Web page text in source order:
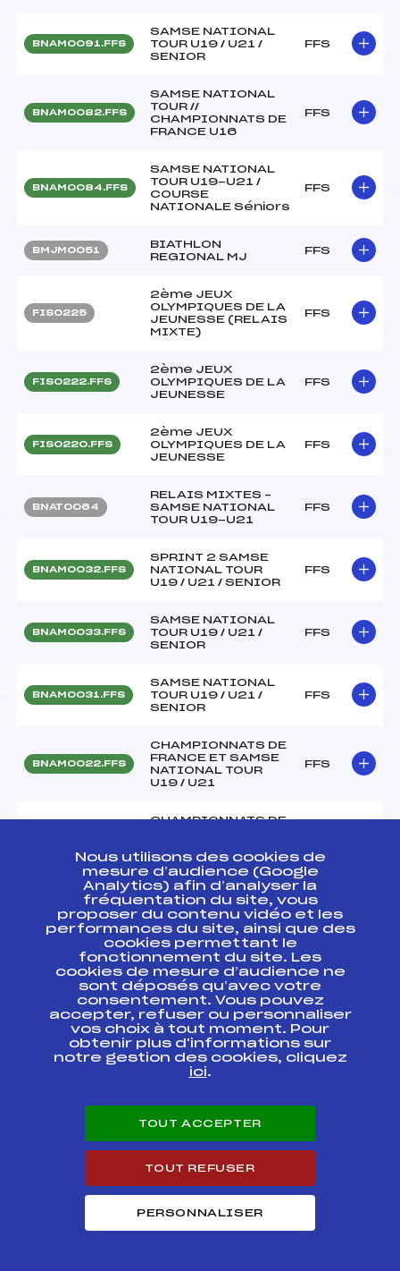
BNAM0091.FFS
SAMSE NATIONAL
TOUR U19 / U21 /
SENIOR
FFS
BNAM0082.FFS
SAMSE NATIONAL
TOUR //
CHAMPIONNATS DE
FRANCE U16
FFS
BNAM0084.FFS
SAMSE NATIONAL
TOUR U19-U21 /
COURSE
NATIONALE Séniors
FFS
BMJM0051
BIATHLON
REGIONAL MJ
FFS
FIS0225
2ème JEUX
OLYMPIQUES DE LA
JEUNESSE (RELAIS
MIXTE)
FFS
FIS0222.FFS
2ème JEUX
OLYMPIQUES DE LA
JEUNESSE
FFS
FIS0220.FFS
2ème JEUX
OLYMPIQUES DE LA
JEUNESSE
FFS
BNAT0064
RELAIS MIXTES –
SAMSE NATIONAL
TOUR U19-U21
FFS
BNAM0032.FFS
SPRINT 2 SAMSE
NATIONAL TOUR
U19 / U21 / SENIOR
FFS
BNAM0033.FFS
SAMSE NATIONAL
TOUR U19 / U21 /
SENIOR
FFS
BNAM0031.FFS
SAMSE NATIONAL
TOUR U19 / U21 /
SENIOR
FFS
BNAM0022.FFS
CHAMPIONNATS DE
FRANCE ET SAMSE
NATIONAL TOUR
U19 / U21
FFS
CHAMPIONNATS DE
U19 / U21 / SENIOR
complet
FMJM0033.FFS
CHAMPIONNAT
REGIONAL DE
SPRINT
FFS
BNAM0012.FFS
SAMSE BIATHLON
NATIONAL TOUR
U19 / U21 / SENIOR
POURS
FFS
BNAM0011.FFS
SAMSE BIATHLON
NATIONAL TOUR
U19 / U21 / SENIOR
FFS
BIATHLON
REGIONAL MJ
Nous utilisons des cookies de
mesure d’audience (Google
Analytics) afin d’analyser la
fréquentation du site, vous
proposer du contenu vidéo et les
performances du site, ainsi que des
cookies permettant le
fonctionnement du site. Les
cookies de mesure d’audience ne
sont déposés qu’avec votre
consentement. Vous pouvez
accepter, refuser ou personnaliser
vos choix à tout moment. Pour
obtenir plus d'informations sur
notre gestion des cookies, cliquez
ici.
TOUT ACCEPTER
TOUT REFUSER
PERSONNALISER